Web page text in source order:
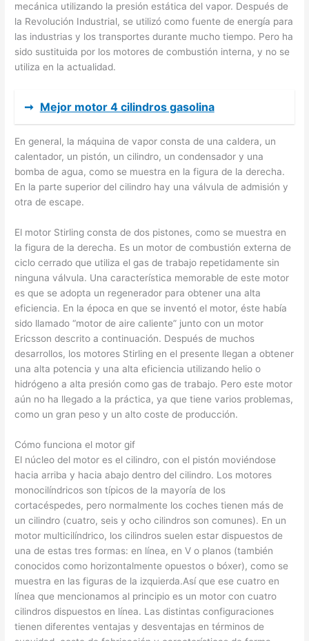
mecánica utilizando la presión estática del vapor. Después de
la Revolución Industrial, se utilizó como fuente de energía para
las industrias y los transportes durante mucho tiempo. Pero ha
sido sustituida por los motores de combustión interna, y no se
utiliza en la actualidad.
➞ Mejor motor 4 cilindros gasolina
En general, la máquina de vapor consta de una caldera, un
calentador, un pistón, un cilindro, un condensador y una
bomba de agua, como se muestra en la figura de la derecha.
En la parte superior del cilindro hay una válvula de admisión y
otra de escape.
El motor Stirling consta de dos pistones, como se muestra en
la figura de la derecha. Es un motor de combustión externa de
ciclo cerrado que utiliza el gas de trabajo repetidamente sin
ninguna válvula. Una característica memorable de este motor
es que se adopta un regenerador para obtener una alta
eficiencia. En la época en que se inventó el motor, éste había
sido llamado “motor de aire caliente” junto con un motor
Ericsson descrito a continuación. Después de muchos
desarrollos, los motores Stirling en el presente llegan a obtener
una alta potencia y una alta eficiencia utilizando helio o
hidrógeno a alta presión como gas de trabajo. Pero este motor
aún no ha llegado a la práctica, ya que tiene varios problemas,
como un gran peso y un alto coste de producción.
Cómo funciona el motor gif
El núcleo del motor es el cilindro, con el pistón moviéndose
hacia arriba y hacia abajo dentro del cilindro. Los motores
monocilíndricos son típicos de la mayoría de los
cortacéspedes, pero normalmente los coches tienen más de
un cilindro (cuatro, seis y ocho cilindros son comunes). En un
motor multicilíndrico, los cilindros suelen estar dispuestos de
una de estas tres formas: en línea, en V o planos (también
conocidos como horizontalmente opuestos o bóxer), como se
muestra en las figuras de la izquierda.Así que ese cuatro en
línea que mencionamos al principio es un motor con cuatro
cilindros dispuestos en línea. Las distintas configuraciones
tienen diferentes ventajas y desventajas en términos de